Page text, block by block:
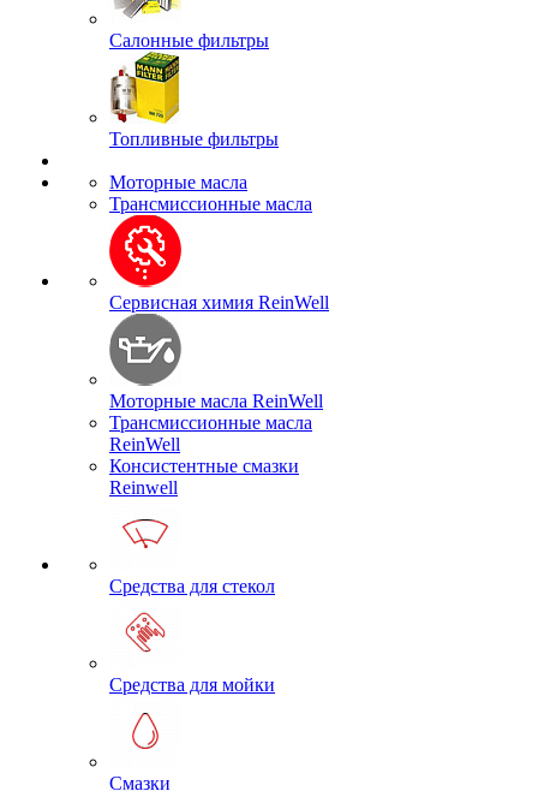
Салонные фильтры
Топливные фильтры
Моторные масла
Трансмиссионные масла
Сервисная химия ReinWell
Моторные масла ReinWell
Трансмиссионные масла
ReinWell
Консистентные смазки
Reinwell
Средства для стекол
Средства для мойки
Смазки